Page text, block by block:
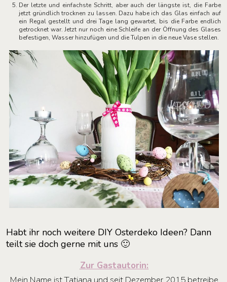
Der letzte und einfachste Schritt, aber auch der längste ist, die Farbe
jetzt gründlich trocknen zu lassen. Dazu habe ich das Glas einfach auf
ein Regal gestellt und drei Tage lang gewartet, bis die Farbe endlich
getrocknet war. Jetzt nur noch eine Schleife an der Öffnung des Glases
befestigen, Wasser hinzufügen und die Tulpen in die neue Vase stellen.
Habt ihr noch weitere DIY Osterdeko Ideen? Dann
teilt sie doch gerne mit uns 🙂
Zur Gastautorin: